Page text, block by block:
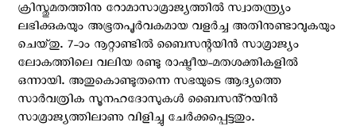
ക്രിസ്തുമതത്തിനു റോമാസാമ്രാജ്യത്തിൽ സ്വാതന്ത്ര്യം
ലഭിക്കുകയും അഭൂതപൂർവകമായ വളർച്ച അതിനുണ്ടാവുകയും
ചെയ്‌തു. 7-ാം നൂറ്റാണ്ടിൽ ബൈസന്റയിൻ സാമ്രാജ്യം
ലോകത്തിലെ വലിയ രണ്ടു രാഷ്ട്രീയ-മതശക്തികളിൽ
ഒന്നായി. അതുകൊണ്ടുതന്നെ സഭയുടെ ആദ്യത്തെ
സാർവത്രിക സൂനഹദോസുകൾ ബൈസൻ്റയിൻ
സാമ്രാജ്യത്തിലാണു വിളിച്ചു ചേർക്കപ്പെട്ടതും.